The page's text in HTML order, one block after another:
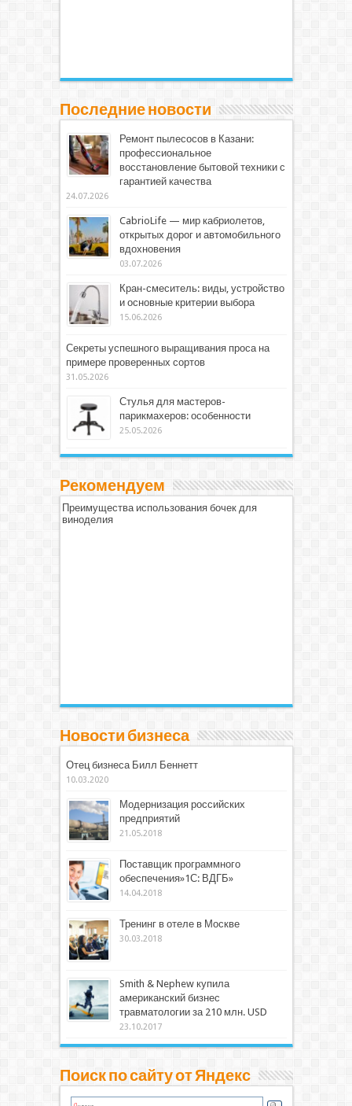
Последние новости
Ремонт пылесосов в Казани:
профессиональное
восстановление бытовой техники с
гарантией качества
24.07.2026
CabrioLife — мир кабриолетов,
открытых дорог и автомобильного
вдохновения
03.07.2026
Кран-смеситель: виды, устройство
и основные критерии выбора
15.06.2026
Секреты успешного выращивания проса на
примере проверенных сортов
31.05.2026
Стулья для мастеров-
парикмахеров: особенности
25.05.2026
Рекомендуем
Преимущества использования бочек для
виноделия
Новости бизнеса
Отец бизнеса Билл Беннетт
10.03.2020
Модернизация российских
предприятий
21.05.2018
Поставщик программного
обеспечения»1С: ВДГБ»
14.04.2018
Тренинг в отеле в Москве
30.03.2018
Smith & Nephew купила
американский бизнес
травматологии за 210 млн. USD
23.10.2017
Поиск по сайту от Яндекс